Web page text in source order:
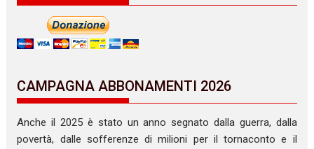
CAMPAGNA ABBONAMENTI 2026
Anche il 2025 è stato un anno segnato dalla guerra, dalla
povertà, dalle sofferenze di milioni per il tornaconto e il